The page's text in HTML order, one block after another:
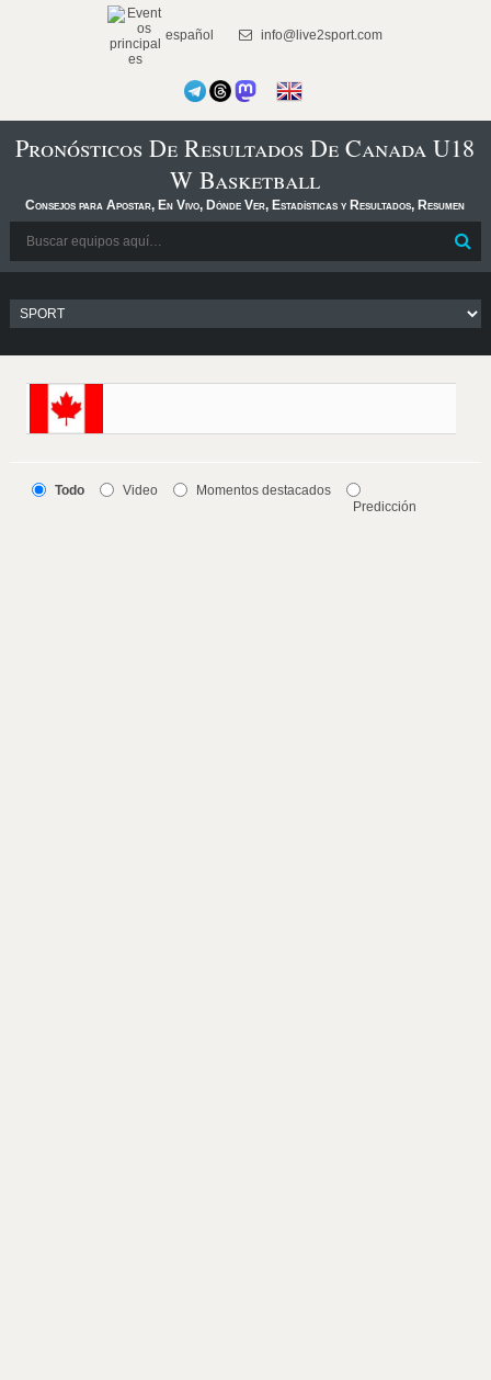
español info@live2sport.com
Pronósticos De Resultados De Canada U18
W Basketball
Consejos para Apostar, En Vivo, Dónde Ver, Estadísticas y Resultados, Resumen
Todo Video
Momentos destacados
Predicción